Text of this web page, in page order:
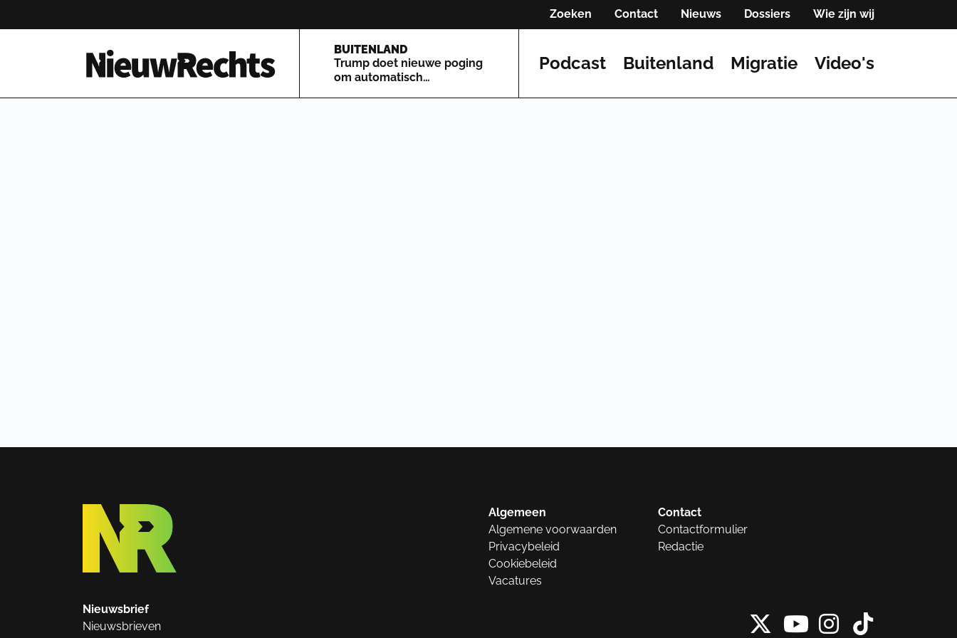
Zoeken Contact Nieuws Dossiers Wie zijn wij
Homepage van NieuwRechts
BUITENLAND
Trump doet nieuwe poging
om automatisch
Podcast Buitenland Migratie Video's
Algemeen
Algemene voorwaarden
Privacybeleid
Cookiebeleid
Vacatures
Contact
Contactformulier
Redactie
Nieuwsbrief
Nieuwsbrieven
X vanInstagram
Tiktok